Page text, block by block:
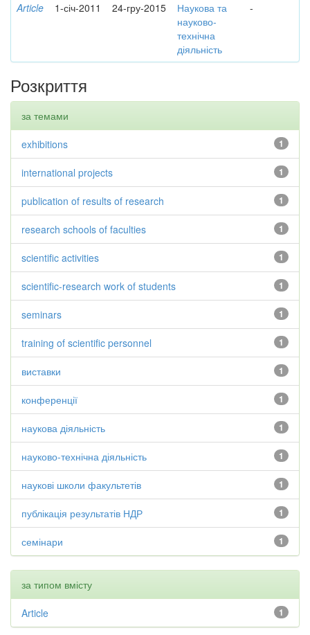
Article 1-січ-2011 24-гру-2015
Наукова та
науково-
технічна
діяльність
-
Розкриття
за темами
1
exhibitions
1
international projects
1
publication of results of research
1
research schools of faculties
1
scientific activities
1
scientific-research work of students
1
seminars
1
training of scientific personnel
1
виставки
1
конференції
1
наукова діяльність
1
науково-технічна діяльність
1
наукові школи факультетів
1
публікація результатів НДР
1
семінари
за типом вмісту
1
Article